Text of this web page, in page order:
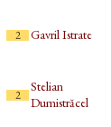
2 Gavril Istrate
2
Stelian
Dumistrăcel